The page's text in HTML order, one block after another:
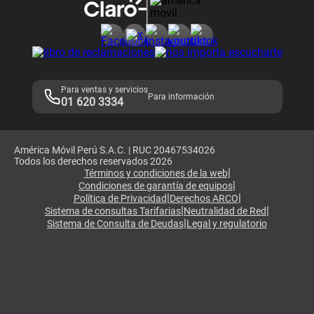
Adquirientes iPhone 6, 6S y SE
Mensaje de Seguridad
Términos y Condiciones de Tienda Claro
Libro de Reclamaciones
Para ventas y servicios
01 620 3334 Para información
América Móvil Perú S.A.C. | RUC 20467534026
Todos los derechos reservados 2026
Términos y condiciones de la web|
Condiciones de garantía de equipos|
Política de Privacidad|Derechos ARCO|
Sistema de consultas Tarifarias|Neutralidad de Red|
Sistema de Consulta de Deudas|Legal y regulatorio